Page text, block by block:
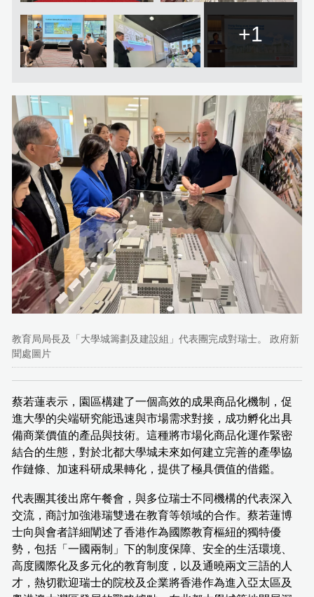
+1
教育局局長及「大學城籌劃及建設組」代表團完成對瑞士。 政府新
聞處圖片
蔡若蓮表示，園區構建了一個高效的成果商品化機制，促
進大學的尖端研究能迅速與市場需求對接，成功孵化出具
備商業價值的產品與技術。這種將市場化商品化運作緊密
結合的生態，對於北都大學城未來如何建立完善的產學協
作鏈條、加速科研成果轉化，提供了極具價值的借鑑。
代表團其後出席午餐會，與多位瑞士不同機構的代表深入
交流，商討加強港瑞雙邊在教育等領域的合作。蔡若蓮博
士向與會者詳細闡述了香港作為國際教育樞紐的獨特優
勢，包括「一國兩制」下的制度保障、安全的生活環境、
高度國際化及多元化的教育制度，以及通曉兩文三語的人
才，熱切歡迎瑞士的院校及企業將香港作為進入亞太區及